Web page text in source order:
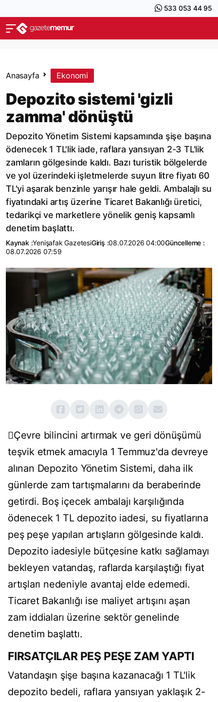
533 053 44 95
Anasayfa Ekonomi
Depozito sistemi 'gizli
zamma' dönüştü
Depozito Yönetim Sistemi kapsamında şişe başına
ödenecek 1 TL'lik iade, raflara yansıyan 2-3 TL'lik
zamların gölgesinde kaldı. Bazı turistik bölgelerde
ve yol üzerindeki işletmelerde suyun litre fiyatı 60
TL'yi aşarak benzinle yarışır hale geldi. Ambalajlı su
fiyatındaki artış üzerine Ticaret Bakanlığı üretici,
tedarikçi ve marketlere yönelik geniş kapsamlı
denetim başlattı.
Kaynak :Yenişafak GazetesiGiriş :08.07.2026 04:00Güncelleme :
08.07.2026 07:59
Çevre bilincini artırmak ve geri dönüşümü
teşvik etmek amacıyla 1 Temmuz'da devreye
alınan Depozito Yönetim Sistemi, daha ilk
günlerde zam tartışmalarını da beraberinde
getirdi. Boş içecek ambalajı karşılığında
ödenecek 1 TL depozito iadesi, su fiyatlarına
peş peşe yapılan artışların gölgesinde kaldı.
Depozito iadesiyle bütçesine katkı sağlamayı
bekleyen vatandaş, raflarda karşılaştığı fiyat
artışları nedeniyle avantaj elde edemedi.
Ticaret Bakanlığı ise maliyet artışını aşan
zam iddiaları üzerine sektör genelinde
denetim başlattı.
FIRSATÇILAR PEŞ PEŞE ZAM YAPTI
Vatandaşın şişe başına kazanacağı 1 TL'lik
depozito bedeli, raflara yansıyan yaklaşık 2-